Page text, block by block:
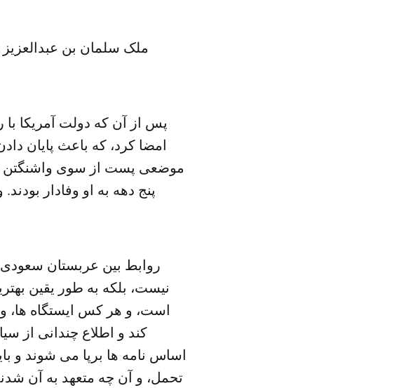
ملک سلمان بن عبدالعزیز
پس از آن که دولت آمریکا با
امضا کرد، که باعث پایان
موضعی پست از سوی واشنگتن
پنج دهه به او وفادار
روابط بین عربستان
نیست، بلکه به طور یقین
است، و هر کس ایستگاه ها،
کند و اطلاع چندانی از
اساس نامه ها برپا می شوند و
تحمل، و آن چه متعهد به آن